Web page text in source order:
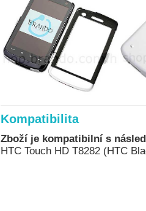
Kompatibilita
Zboží je kompatibilní s
HTC Touch HD T8282 (HTC